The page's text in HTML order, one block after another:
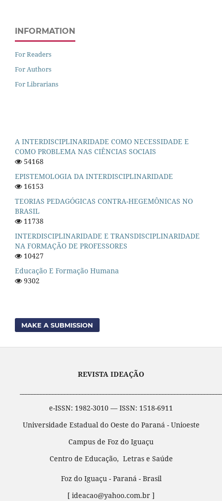
INFORMATION
For Readers
For Authors
For Librarians
A INTERDISCIPLINARIDADE COMO NECESSIDADE E
COMO PROBLEMA NAS CIÊNCIAS SOCIAIS
54168
EPISTEMOLOGIA DA INTERDISCIPLINARIDADE
16153
TEORIAS PEDAGÓGICAS CONTRA-HEGEMÔNICAS NO
BRASIL
11738
INTERDISCIPLINARIDADE E TRANSDISCIPLINARIDADE
NA FORMAÇÃO DE PROFESSORES
10427
Educação E Formação Humana
9302
MAKE A SUBMISSION
REVISTA IDEAÇÃO
e-ISSN: 1982-3010 — ISSN: 1518-6911
Universidade Estadual do Oeste do Paraná - Unioeste
Campus de Foz do Iguaçu
Centro de Educação, Letras e Saúde
Foz do Iguaçu - Paraná - Brasil
[ ideacao@yahoo.com.br ]